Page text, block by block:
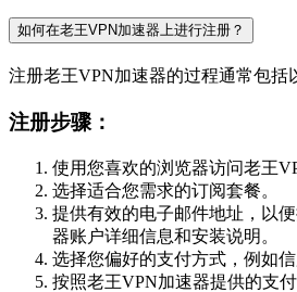
如何在老王VPN加速器上进行注册？
注册老王VPN加速器的过程通常包括
注册步骤：
使用您喜欢的浏览器访问老王
选择适合您需求的订阅套餐。
提供有效的电子邮件地址，以
器账户详细信息和安装说明。
选择您偏好的支付方式，例如信
按照老王VPN加速器提供的支付